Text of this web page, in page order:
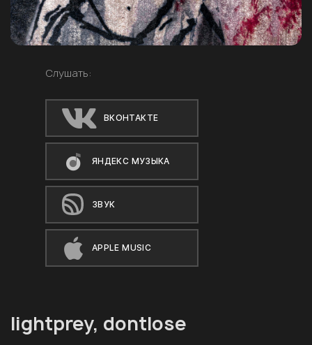
Слушать:
ВКОНТАКТЕ
ЯНДЕКС МУЗЫКА
ЗВУК
APPLE MUSIC
lightprey, dontlose